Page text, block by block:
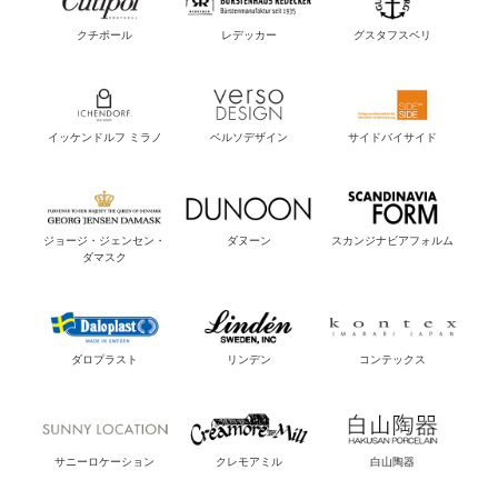
クチポール レデッカー グスタフスベリ
イッケンドルフ ミラノ ベルソデザイン サイドバイサイド
ジョージ・ジェンセン・
ダマスク
ダヌーン スカンジナビアフォルム
ダロプラスト リンデン コンテックス
サニーロケーション クレモアミル 白山陶器